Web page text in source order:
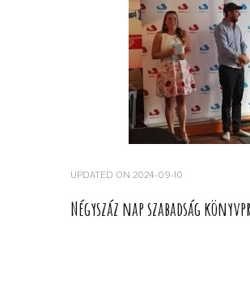
UPDATED ON 2024-09-10
Négyszáz nap szabadság